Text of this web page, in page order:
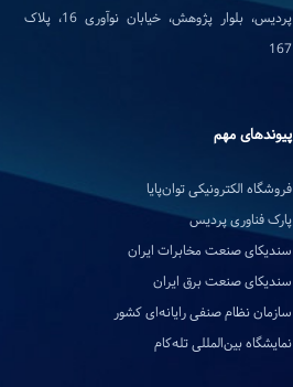
پردیس، بلوار پژوهش، خیابان نوآوری 16، پلاک
167
پیوندهای مهم
فروشگاه الکترونیکی توان‌پایا
پارک فناوری پردیس
سندیکای صنعت مخابرات ایران
سندیکای صنعت برق ایران
سازمان نظام صنفی رایانه‌ای کشور
نمایشگاه بین‌المللی تله‌کام